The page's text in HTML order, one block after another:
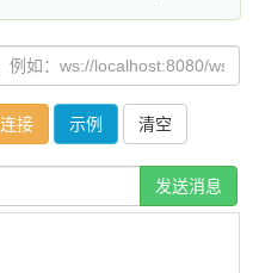
示例
发送消息